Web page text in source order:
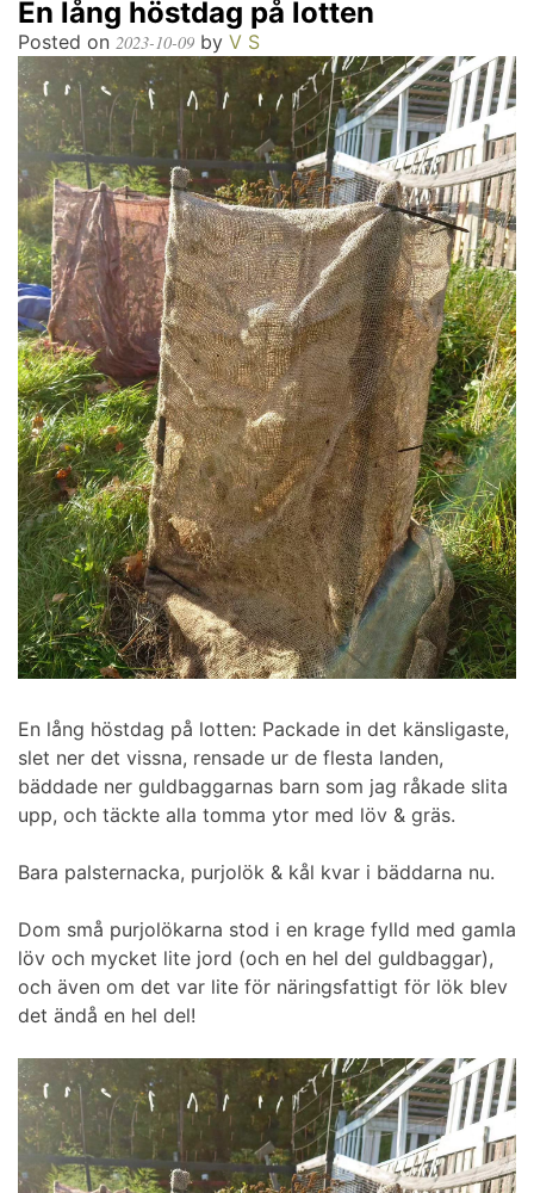
En lång höstdag på lotten
Posted on 2023-10-09 by V S
En lång höstdag på lotten: Packade in det känsligaste,
slet ner det vissna, rensade ur de flesta landen,
bäddade ner guldbaggarnas barn som jag råkade slita
upp, och täckte alla tomma ytor med löv & gräs.
Bara palsternacka, purjolök & kål kvar i bäddarna nu.
Dom små purjolökarna stod i en krage fylld med gamla
löv och mycket lite jord (och en hel del guldbaggar),
och även om det var lite för näringsfattigt för lök blev
det ändå en hel del!